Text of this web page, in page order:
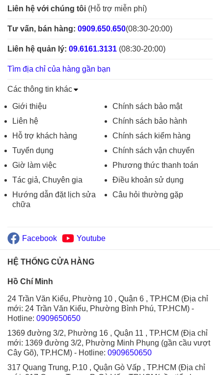
Liên hệ với chúng tôi (Hỗ trợ miễn phí)
Tư vấn, bán hàng: 0909.650.650(08:30-20:00)
Liên hệ quản lý: 09.6161.3131 (08:30-20:00)
Tìm địa chỉ của hàng gần bạn
Các thông tin khác
Giới thiệu
Liên hệ
Hỗ trợ khách hàng
Tuyển dụng
Giờ làm việc
Tác giả, Chuyên gia
Hướng dẫn đặt lịch sửa
chữa
Chính sách bảo mật
Chính sách bảo hành
Chính sách kiểm hàng
Chính sách vận chuyển
Phương thức thanh toán
Điều khoản sử dụng
Câu hỏi thường gặp
Facebook Youtube
HỆ THỐNG CỬA HÀNG
Hồ Chí Minh
24 Trần Văn Kiểu, Phường 10 , Quận 6 , TP.HCM (Địa chỉ
mới: 24 Trần Văn Kiểu, Phường Bình Phú, TP.HCM) -
Hotline: 0909650650
1369 đường 3/2, Phường 16 , Quận 11 , TP.HCM (Địa chỉ
mới: 1369 đường 3/2, Phường Minh Phụng (gần cầu vượt
Cây Gõ), TP.HCM) - Hotline: 0909650650
317 Quang Trung, P.10 , Quận Gò Vấp , TP.HCM (Địa chỉ